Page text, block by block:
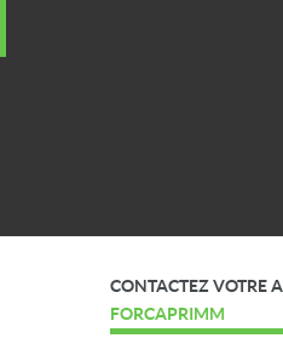
CONTACTEZ VOTRE
FORCAPRIMM